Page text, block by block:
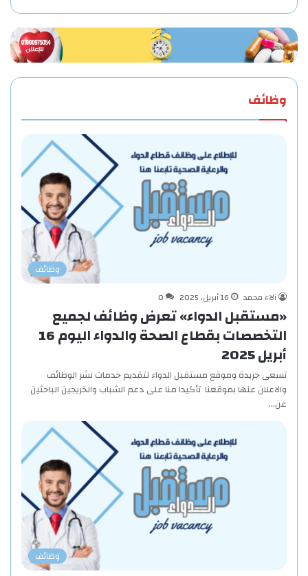
وظائف
وظائف
آلاء محمد
16 أبريل، 2025 0
«مستقبل الدواء» تعرض وظائف لجميع
التخصصات بقطاع الصحة والدواء اليوم 16
أبريل 2025
تسعى جريدة وموقع مستقبل الدواء لتقديم خدمات نشر الوظائف
والاعلان عنها بموقعنا تأكيدا منا على دعم الشباب والخريجين الباحثين
عن…
وظائف